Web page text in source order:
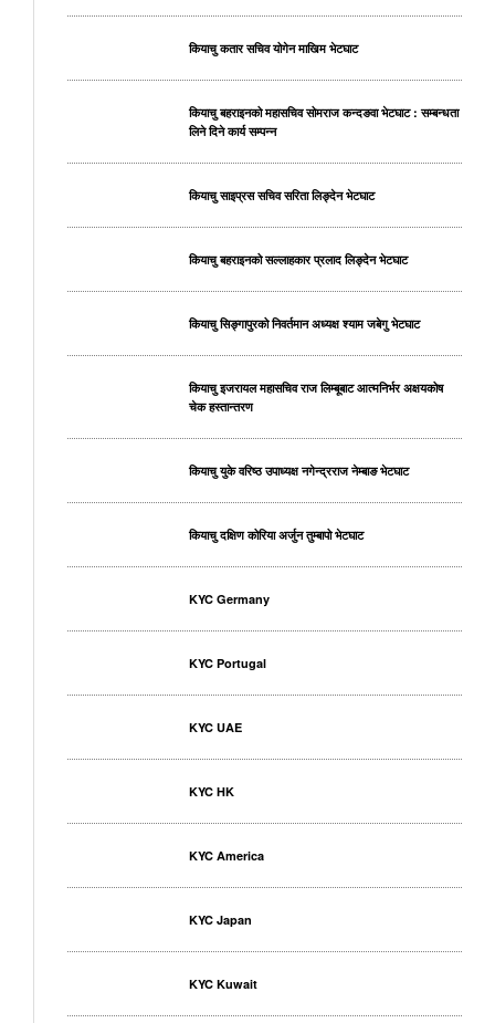
कियाचु कतार सचिव योगेन माखिम भेटघाट
कियाचु बहराइनको महासचिव सोमराज कन्दङवा भेटघाट : सम्बन्धता
लिने दिने कार्य सम्पन्न
कियाचु साइप्रस सचिव सरिता लिङ्देन भेटघाट
कियाचु बहराइनको सल्लाहकार प्रलाद लिङ्देन भेटघाट
कियाचु सिङ्गापुरको निवर्तमान अध्यक्ष श्याम जबेगु भेटघाट
कियाचु इजरायल महासचिव राज लिम्बूबाट आत्मनिर्भर अक्षयकोष
चेक हस्तान्तरण
कियाचु युके वरिष्ठ उपाध्यक्ष नगेन्द्रराज नेम्बाङ भेटघाट
कियाचु दक्षिण कोरिया अर्जुन तुम्बापो भेटघाट
KYC Germany
KYC Portugal
KYC UAE
KYC HK
KYC America
KYC Japan
KYC Kuwait